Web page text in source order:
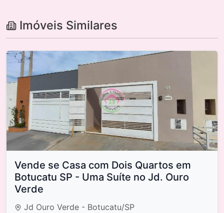
Imóveis Similares
Vende se Casa com Dois Quartos em
Botucatu SP - Uma Suíte no Jd. Ouro
Verde
Jd Ouro Verde - Botucatu/SP